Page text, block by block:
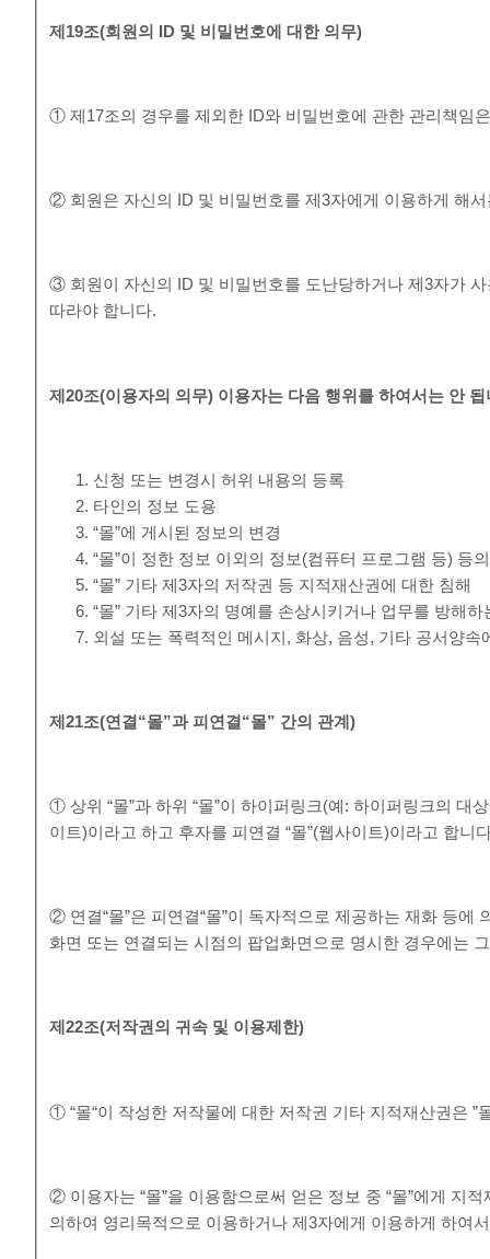
제 19조(회원의 ID 및 비밀번호에 대한 의무)
① 제17조의 경우를 제외한 ID와 비밀번호에 관한 관리책임
② 회원은 자신의 ID 및 비밀번호를 제3자에게 이용하게 해
③ 회원이 자신의 ID 및 비밀번호를 도난당하거나 제3자가
따라야 합니다.
제20조(이용자의 의무) 이용자는 다음 행위를 하여서는 안 됩
신청 또는 변경시 허위 내용의 등록
타인의 정보 도용
“몰”에 게시된 정보의 변경
“몰”이 정한 정보 이외의 정보(컴퓨터 프로그램 등) 등
“몰” 기타 제3자의 저작권 등 지적재산권에 대한 침해
“몰” 기타 제3자의 명예를 손상시키거나 업무를 방해하
외설 또는 폭력적인 메시지, 화상, 음성, 기타 공서양
제21조(연결 “몰”과 피연결 “몰” 간의 관계)
① 상위 “몰”과 하위 “몰”이 하이퍼링크(예: 하이퍼링크의 대
이트)이라고 하고 후자를 피연결 “몰”(웹사이트)이라고 합니
② 연결“몰”은 피연결“몰”이 독자적으로 제공하는 재화 등에
화면 또는 연결되는 시점의 팝업화면으로 명시한 경우에는
제22조(저작권의 귀속 및 이용제한)
① “몰“이 작성한 저작물에 대한 저작권 기타 지적재산권은 ”
② 이용자는 “몰”을 이용함으로써 얻은 정보 중 “몰”에게 지
의하여 영리목적으로 이용하거나 제3자에게 이용하게 하여